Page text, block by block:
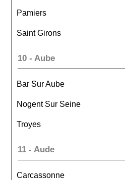
Pamiers
Saint Girons
10 - Aube
Bar Sur Aube
Nogent Sur Seine
Troyes
11 - Aude
Carcassonne